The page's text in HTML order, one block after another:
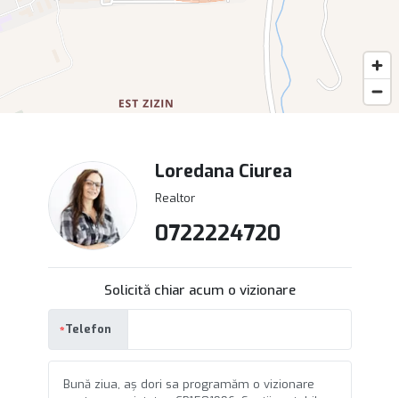
Loredana Ciurea
Realtor
0722224720
Solicită chiar acum o vizionare
Telefon